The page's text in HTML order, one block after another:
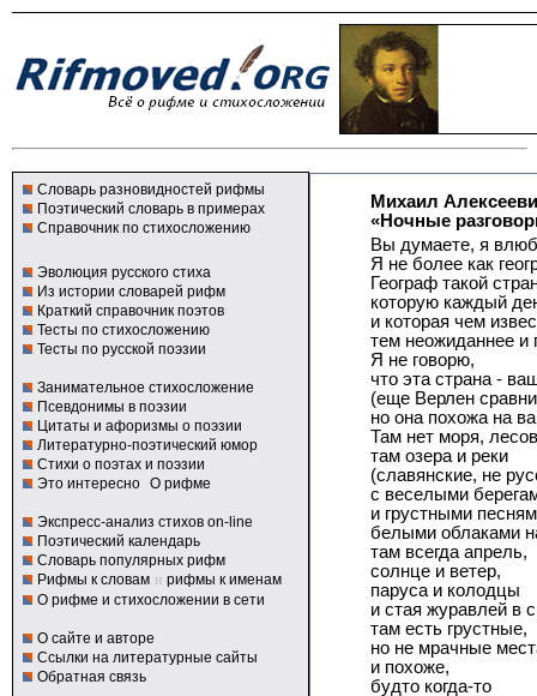
Словарь разновидностей рифмы
Поэтический словарь в примерах
Справочник по стихосложению
Эволюция русского стиха
Из истории словарей рифм
Краткий справочник поэтов
Тесты по стихосложению
Тесты по русской поэзии
Занимательное стихосложение
Псевдонимы в поэзии
Цитаты и афоризмы о поэзии
Литературно-поэтический юмор
Стихи о поэтах и поэзии
Это интересно О рифме
Экспресс-анализ стихов on-line
Поэтический календарь
Словарь популярных рифм
Рифмы к словам и рифмы к именам
О рифме и стихосложении в сети
О сайте и авторе
Ссылки на литературные сайты
Обратная связь
Михаил
«Ночные
Вы думаете, я
Я не более как
Географ такой
которую каждый
и которая чем
тем неожиданнее и
Я не говорю,
что эта страна -
(еще Верлен
но она похожа на
Там нет моря,
там озера и реки
(славянские, не
с веселыми
и грустными
белыми облаками
там всегда апрель,
солнце и ветер,
паруса и колодцы
и стая журавлей в
там есть грустные,
но не мрачные
и похоже,
будто когда-то